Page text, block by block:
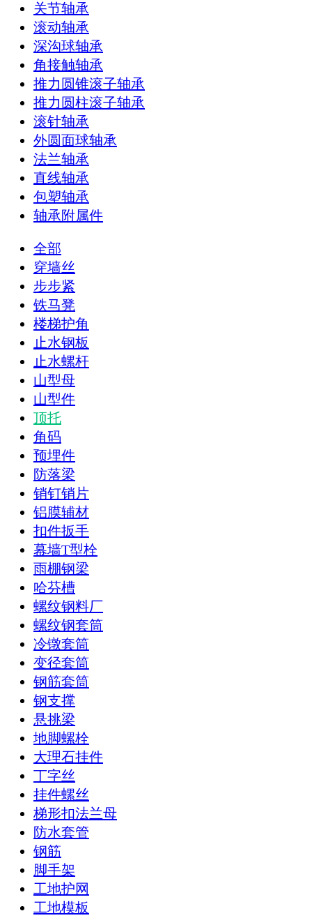
关节轴承
滚动轴承
深沟球轴承
角接触轴承
推力圆锥滚子轴承
推力圆柱滚子轴承
滚针轴承
外圆面球轴承
法兰轴承
直线轴承
包塑轴承
轴承附属件
全部
穿墙丝
步步紧
铁马凳
楼梯护角
止水钢板
止水螺杆
山型母
山型件
顶托
角码
预埋件
防落梁
销钉销片
铝膜辅材
扣件扳手
幕墙T型栓
雨棚钢梁
哈芬槽
螺纹钢料厂
螺纹钢套筒
冷镦套筒
变径套筒
钢筋套筒
钢支撑
悬挑梁
地脚螺栓
大理石挂件
丁字丝
挂件螺丝
梯形扣法兰母
防水套管
钢筋
脚手架
工地护网
工地模板